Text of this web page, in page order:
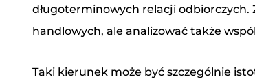
długoterminowych relacji odbiorczych.
handlowych, ale analizować także
Taki kierunek może być szczególnie